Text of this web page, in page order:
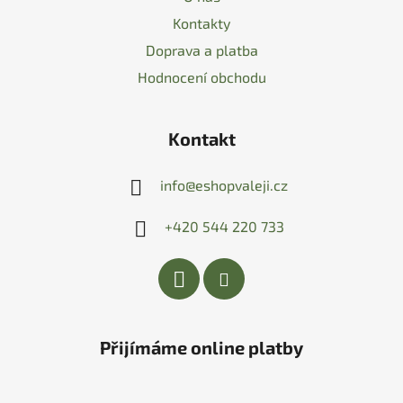
Kontakty
Doprava a platba
Hodnocení obchodu
Kontakt
info@eshopvaleji.cz
+420 544 220 733
Přijímáme online platby